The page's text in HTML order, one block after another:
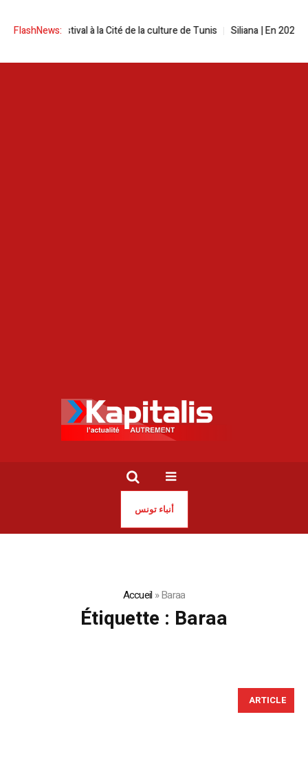
FlashNews:
screen festival à la Cité de la culture de Tunis Siliana | En 2025, les
أنباء تونس
Accueil »Baraa
Étiquette : Baraa
ARTICLE